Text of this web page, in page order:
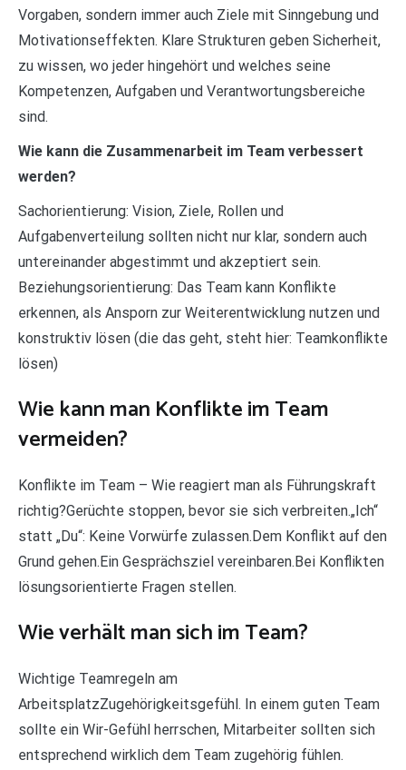
Vorgaben, sondern immer auch Ziele mit Sinngebung und
Motivationseffekten. Klare Strukturen geben Sicherheit,
zu wissen, wo jeder hingehört und welches seine
Kompetenzen, Aufgaben und Verantwortungsbereiche
sind.
Wie kann die Zusammenarbeit im Team verbessert
werden?
Sachorientierung: Vision, Ziele, Rollen und
Aufgabenverteilung sollten nicht nur klar, sondern auch
untereinander abgestimmt und akzeptiert sein.
Beziehungsorientierung: Das Team kann Konflikte
erkennen, als Ansporn zur Weiterentwicklung nutzen und
konstruktiv lösen (die das geht, steht hier: Teamkonflikte
lösen)
Wie kann man Konflikte im Team
vermeiden?
Konflikte im Team – Wie reagiert man als Führungskraft
richtig?Gerüchte stoppen, bevor sie sich verbreiten.„Ich“
statt „Du“: Keine Vorwürfe zulassen.Dem Konflikt auf den
Grund gehen.Ein Gesprächsziel vereinbaren.Bei Konflikten
lösungsorientierte Fragen stellen.
Wie verhält man sich im Team?
Wichtige Teamregeln am
ArbeitsplatzZugehörigkeitsgefühl. In einem guten Team
sollte ein Wir-Gefühl herrschen, Mitarbeiter sollten sich
entsprechend wirklich dem Team zugehörig fühlen.